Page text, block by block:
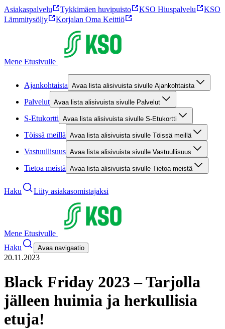
Asiakaspalvelu Tykkimäen huvipuisto KSO Hiuspalvelu
KSO
Lämmitysöljy
Korjalan Oma Keittiö
Mene Etusivulle
Ajankohtaista Avaa lista alisivuista sivulle Ajankohtaista
Palvelut Avaa lista alisivuista sivulle Palvelut
S-Etukortti Avaa lista alisivuista sivulle S-Etukortti
Töissä meillä Avaa lista alisivuista sivulle Töissä meillä
Vastuullisuus Avaa lista alisivuista sivulle Vastuullisuus
Tietoa meistä Avaa lista alisivuista sivulle Tietoa meistä
Haku Liity asiakasomistajaksi
Mene Etusivulle
Haku
Avaa navigaatio
20.11.2023
Black Friday 2023 – Tarjolla
jälleen huimia ja herkullisia
etuja!